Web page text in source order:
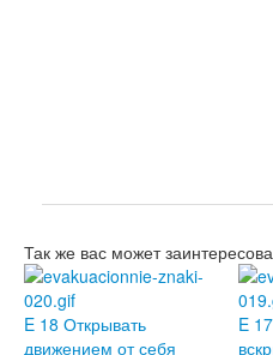
Так же вас может
E 18 Открывать
движением от себя
E